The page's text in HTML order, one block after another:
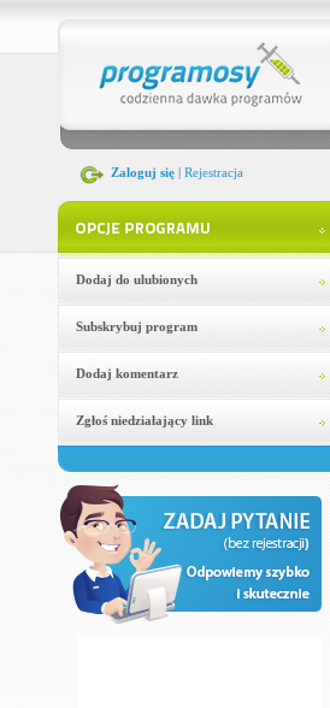
Zaloguj się| Rejestracja
Dodaj do ulubionych
Subskrybuj program
Dodaj komentarz
Zgłoś niedziałający link